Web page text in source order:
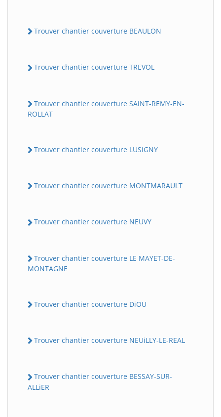
Trouver chantier couverture BEAULON
Trouver chantier couverture TREVOL
Trouver chantier couverture SAiNT-REMY-EN-
ROLLAT
Trouver chantier couverture LUSiGNY
Trouver chantier couverture MONTMARAULT
Trouver chantier couverture NEUVY
Trouver chantier couverture LE MAYET-DE-
MONTAGNE
Trouver chantier couverture DiOU
Trouver chantier couverture NEUiLLY-LE-REAL
Trouver chantier couverture BESSAY-SUR-
ALLiER